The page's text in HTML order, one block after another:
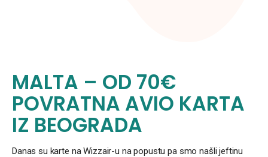
MALTA – OD 70€
POVRATNA AVIO KARTA
IZ BEOGRADA
Danas su karte na Wizzair-u na popustu pa smo našli jeftinu